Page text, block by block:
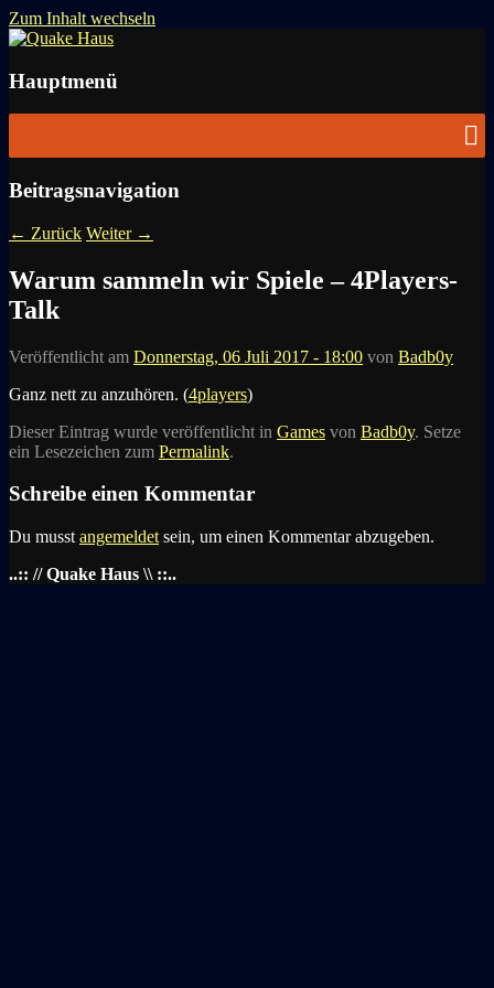
Zum Inhalt wechseln
Quake Haus
Hauptmenü
Beitragsnavigation
← Zurück Weiter →
Warum sammeln wir Spiele – 4Players-
Talk
Veröffentlicht am Donnerstag, 06 Juli 2017 - 18:00 von Badb0y
Ganz nett zu anzuhören. (4players)
Dieser Eintrag wurde veröffentlicht in Games von Badb0y. Setze
ein Lesezeichen zum Permalink.
Schreibe einen Kommentar
Du musst angemeldet sein, um einen Kommentar abzugeben.
..:: // Quake Haus \\ ::..